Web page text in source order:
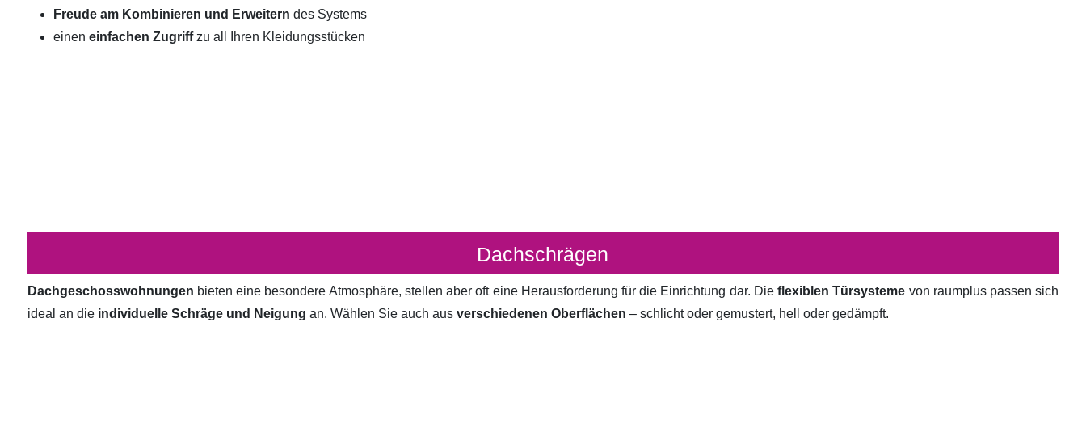
Freude am Kombinieren und Erweitern des Systems
einen einfachen Zugriffzu all Ihren Kleidungsstücken
Dachschrägen
Dachgeschosswohnungen bieten eine besondere Atmosphäre, stellen aber oft eine Herausforderung für die Einrichtung dar. Dieflexiblen Türsysteme von raumplus passen sich
ideal an die individuelle Schräge und Neigung an. Wählen Sie auch aus verschiedenen Oberflächen – schlicht oder gemustert, hell oder gedämpft.